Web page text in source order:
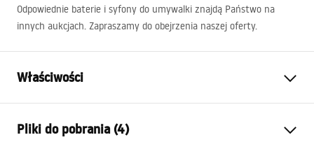
Odpowiednie baterie i syfony do umywalki znajdą Państwo na
innych aukcjach. Zapraszamy do obejrzenia naszej oferty.
Właściwości
Materiał:
Pliki do pobrania (4)